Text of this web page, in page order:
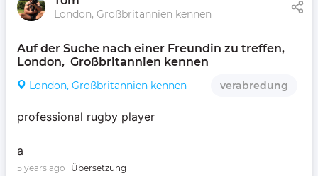
London, Großbritannien kennen
Auf der Suche nach einer Freundin zu treffen,
London,  Großbritannien kennen
London, Großbritannien kennen verabredung
professional rugby player
a
5 years ago Übersetzung